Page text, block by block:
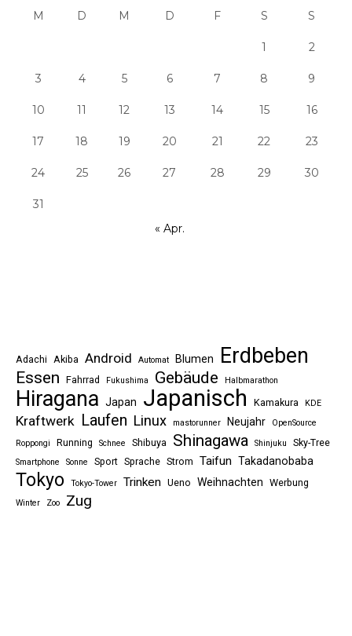
M D M D F S S
1 2
3 4 5 6 7 8 9
10 11 12 13 14 15 16
17 18 19 20 21 22 23
24 25 26 27 28 29 30
31
« Apr.
Adachi Akiba Android Automat Blumen Erdbeben
Essen Fahrrad Fukushima Gebäude Halbmarathon
Hiragana Japan Japanisch Kamakura KDE
Kraftwerk Laufen Linux mastorunner Neujahr
OpenSource
Roppongi
Running Schnee Shibuya Shinagawa Shinjuku Sky-Tree
Smartphone Sonne Sport Sprache Strom Taifun Takadanobaba
Tokyo Tokyo-Tower Trinken Ueno Weihnachten Werbung
Winter Zoo Zug